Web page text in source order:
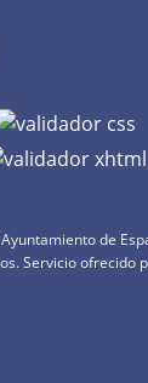
de
Servicio ofrecido